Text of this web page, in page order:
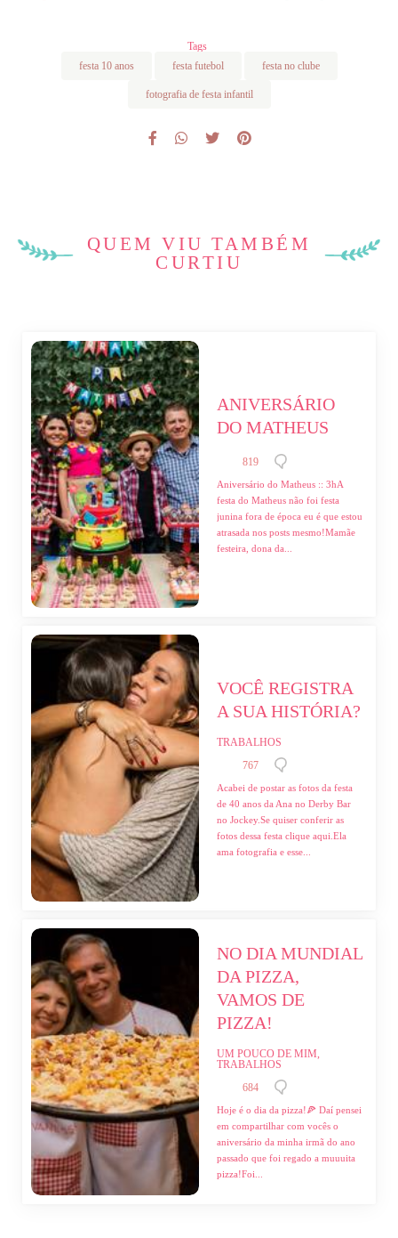
Tags
festa 10 anos
festa futebol festa no clube
fotografia de festa infantil
QUEM VIU TAMBÉM
CURTIU
ANIVERSÁRIO
DO MATHEUS
819
Aniversário do Matheus :: 3hA
festa do Matheus não foi festa
junina fora de época eu é que estou
atrasada nos posts mesmo!Mamãe
festeira, dona da...
VOCÊ REGISTRA
A SUA HISTÓRIA?
TRABALHOS
767
Acabei de postar as fotos da festa
de 40 anos da Ana no Derby Bar
no Jockey.Se quiser conferir as
fotos dessa festa clique aqui.Ela
ama fotografia e esse...
NO DIA MUNDIAL
DA PIZZA,
VAMOS DE
PIZZA!
UM POUCO DE MIM,
TRABALHOS
684
Hoje é o dia da pizza!🍕⁣ ⁣Daí pensei
em compartilhar com vocês o
aniversário da minha irmã do ano
passado que foi regado a muuuita
pizza!⁣⁣⁣Foi...